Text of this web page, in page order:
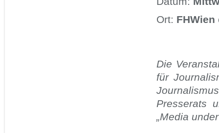
Ort: FHWien
Die
für
Presserats
„Media